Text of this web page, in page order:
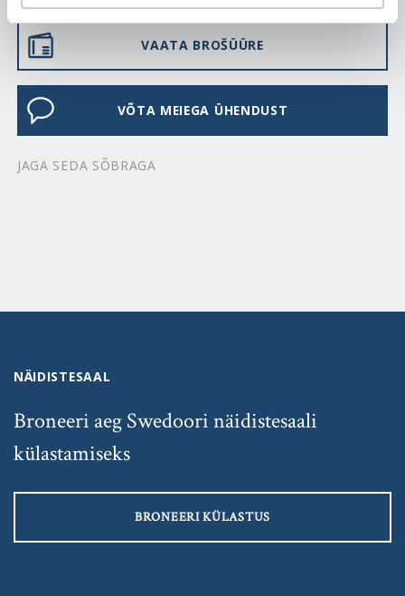
VAATA BROŠÜÜRE
VÕTA MEIEGA ÜHENDUST
JAGA SEDA SÕBRAGA
NÄIDISTESAAL
Broneeri aeg Swedoori näidistesaali
külastamiseks
BRONEERI KÜLASTUS